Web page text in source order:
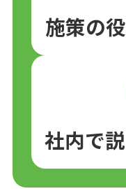
施策の
社内で